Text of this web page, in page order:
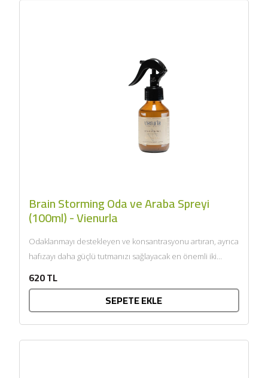
Brain Storming Oda ve Araba Spreyi
(100ml) - Vienurla
Odaklanmayı destekleyen ve konsantrasyonu artıran, ayrıca
hafızayı daha güçlü tutmanızı sağlayacak en önemli iki
620 TL
SEPETE EKLE
SEPETE EKLE